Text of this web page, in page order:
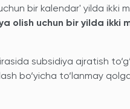
bir kalendar' yilda ikki
olish uchun bir yilda ikki
subsidiya ajratish
bo‘yicha to‘lanmay